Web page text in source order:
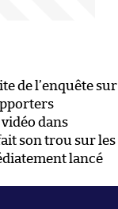
de l’enquête sur
dans
son trou sur les
lancé